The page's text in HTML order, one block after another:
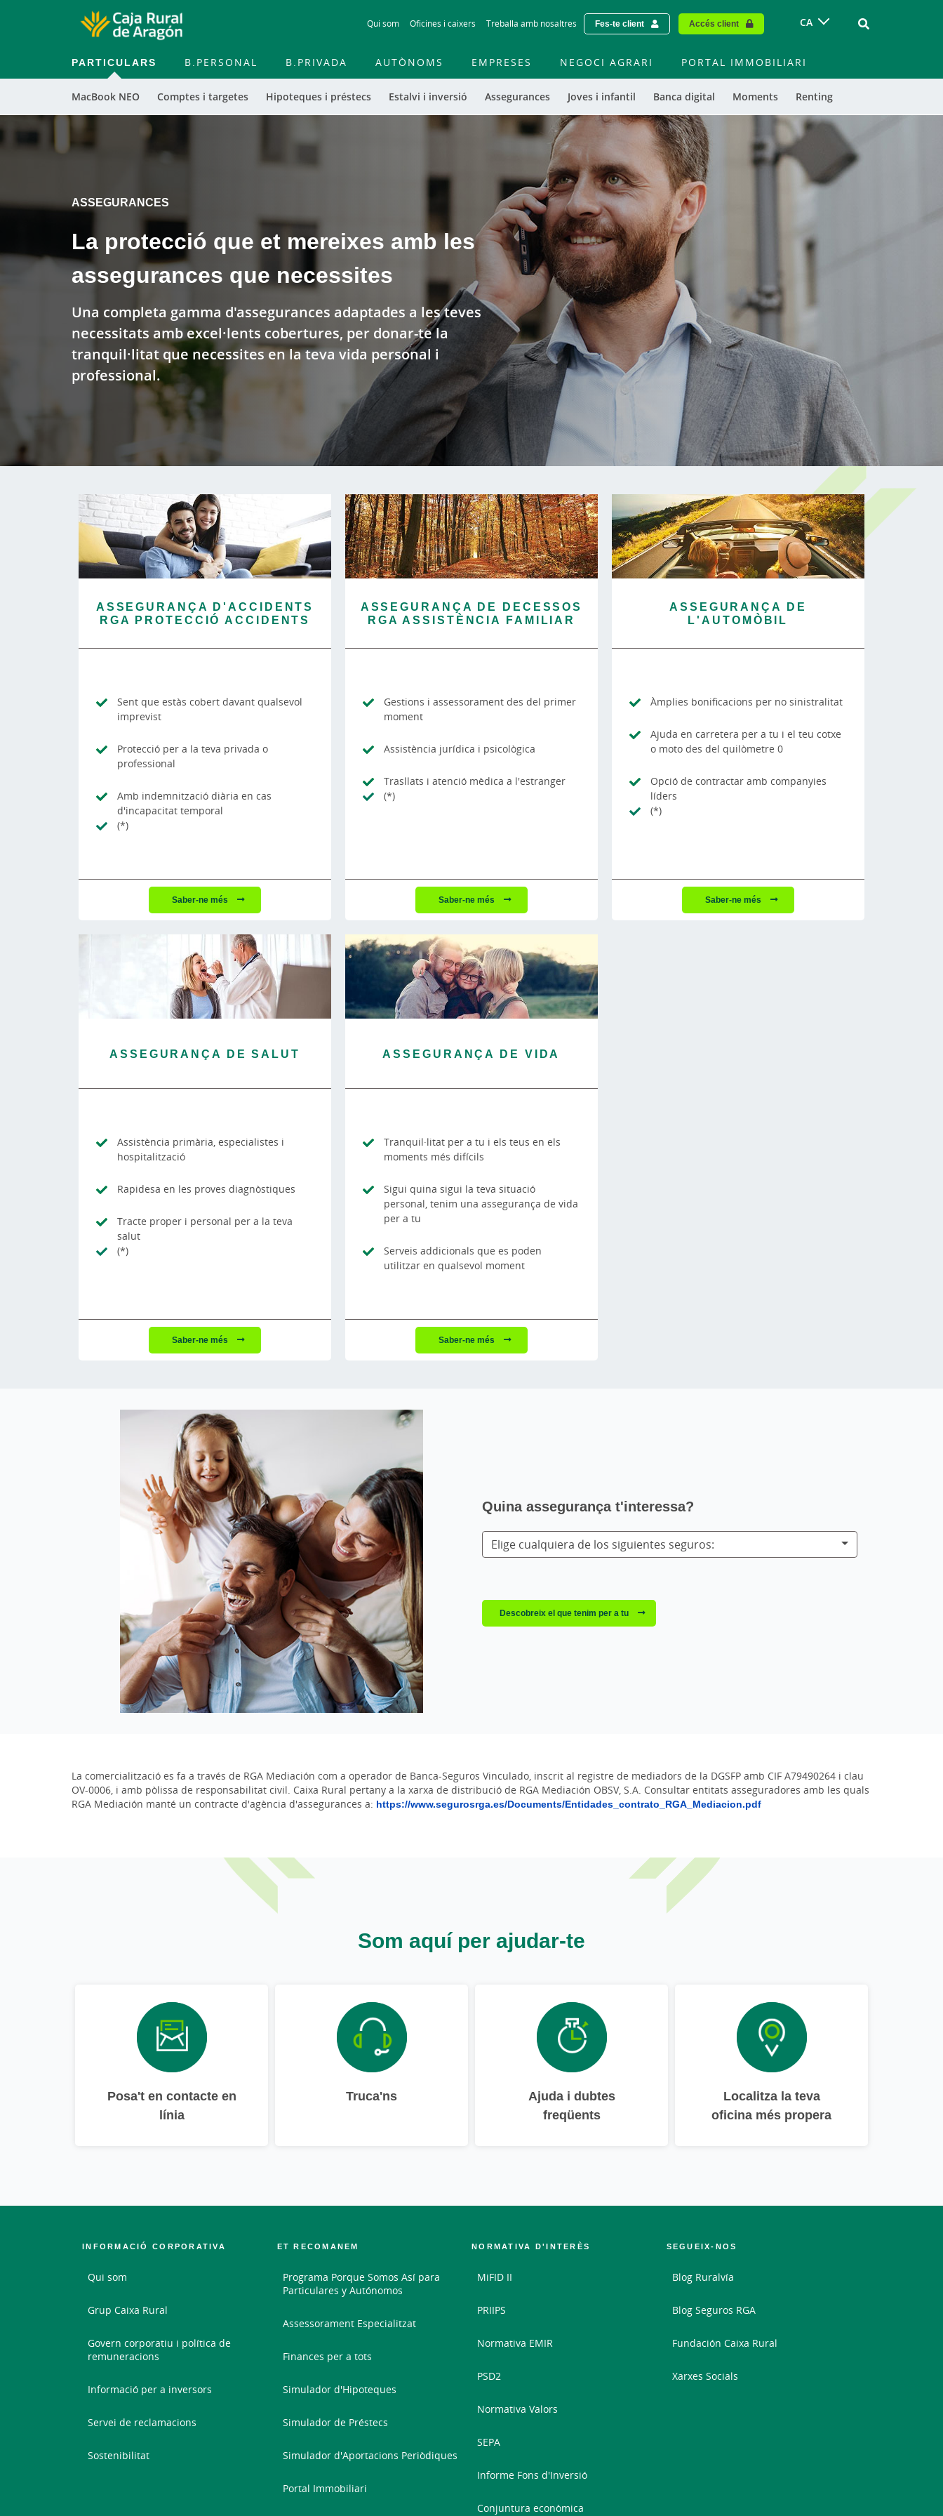
to
contentt
Qui som Oficines i caixers Treballa amb nosaltres Fes-te client Accés client CA Vinculo -
PARTICULARS
MacBook NEO Comptes i targetes Hipoteques i préstecs Estalvi i inversió Assegurances Joves i infantil Banca digital Moments Renting
B.PERSONAL B.PRIVADA AUTÒNOMS EMPRESES NEGOCI AGRARI PORTAL IMMOBILIARI
Cargando
ASSEGURANCES
La protecció que et mereixes amb les
assegurances que necessites
Una completa gamma d'assegurances adaptades a les teves
necessitats amb excel·lents cobertures, per donar-te la
tranquil·litat que necessites en la teva vida personal i
professional.
ASSEGURANÇA D'ACCIDENTS
RGA PROTECCIÓ ACCIDENTS
Sent que estàs cobert davant qualsevol
imprevist
Protecció per a la teva privada o
professional
Amb indemnització diària en cas
d'incapacitat temporal
(*)
Saber-ne més
ASSEGURANÇA DE DECESSOS
RGA ASSISTÈNCIA FAMILIAR
Gestions i assessorament des del primer
moment
Assistència jurídica i psicològica
Trasllats i atenció mèdica a l'estranger
(*)
Saber-ne més
ASSEGURANÇA DE
L'AUTOMÒBIL
Àmplies bonificacions per no sinistralitat
Ajuda en carretera per a tu i el teu cotxe
o moto des del quilòmetre 0
Opció de contractar amb companyies
líders
(*)
Saber-ne més
ASSEGURANÇA DE SALUT
Assistència primària, especialistes i
hospitalització
Rapidesa en les proves diagnòstiques
Tracte proper i personal per a la teva
salut
(*)
Saber-ne més
ASSEGURANÇA DE VIDA
Tranquil·litat per a tu i els teus en els
moments més difícils
Sigui quina sigui la teva situació
personal, tenim una assegurança de vida
per a tu
Serveis addicionals que es poden
utilitzar en qualsevol moment
Saber-ne més
Quina assegurança t'interessa?
Elige cualquiera de los siguientes seguros:
Descobreix el que tenim per a tu
La comercialització es fa a través de RGA Mediación com a operador de Banca-Seguros Vinculado, inscrit al registre de mediadors de la DGSFP amb CIF A79490264 i clau
OV-0006, i amb pòlissa de responsabilitat civil. Caixa Rural pertany a la xarxa de distribució de RGA Mediación OBSV, S.A. Consultar entitats asseguradores amb les quals
RGA Mediación manté un contracte d'agència d'assegurances a: https://www.segurosrga.es/Documents/Entidades_contrato_RGA_Mediacion.pdf
Som aquí per ajudar-te
Posa't en contacte en
línia
Truca'ns
Ajuda i dubtes
freqüents
Localitza la teva
oficina més propera
INFORMACIÓ CORPORATIVA
Qui som
Grup Caixa Rural
Govern corporatiu i política de
remuneracions
Informació per a inversors
Servei de reclamacions
Sostenibilitat
ET RECOMANEM
Programa Porque Somos Así para
Particulares y Autónomos
Assessorament Especialitzat
Finances per a tots
Simulador d'Hipoteques
Simulador de Préstecs
Simulador d'Aportacions Periòdiques
Portal Immobiliari
NORMATIVA D'INTERÈS
MiFID II
PRIIPS
Normativa EMIR
PSD2
Normativa Valors
SEPA
Informe Fons d'Inversió
Conjuntura econòmica
SEGUEIX-NOS
Blog Ruralvía
Blog Seguros RGA
Fundación Caixa Rural
Xarxes Socials